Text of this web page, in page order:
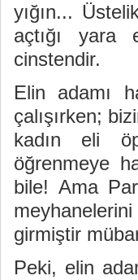
yığın...
açtığı yara
cinstendir.
Elin adamı
çalışırken;
kadın eli
öğrenmeye
bile! Ama
girmiştir
Peki, elin